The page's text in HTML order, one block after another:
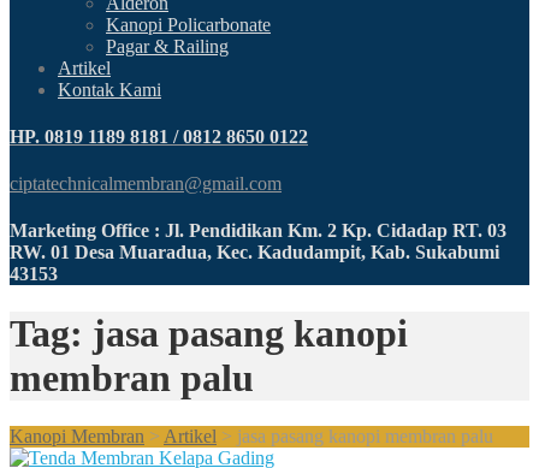
Kanopi Policarbonate
Pagar & Railing
Artikel
Kontak Kami
HP. 0819 1189 8181 / 0812 8650 0122
ciptatechnicalmembran@gmail.com
Marketing Office : Jl. Pendidikan Km. 2 Kp. Cidadap RT. 03
RW. 01 Desa Muaradua, Kec. Kadudampit, Kab. Sukabumi
43153
Tag: jasa pasang kanopi
membran palu
Kanopi Membran > Artikel > jasa pasang kanopi membran palu